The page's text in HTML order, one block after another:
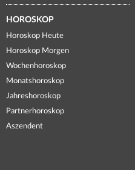
HOROSKOP
Horoskop Heute
Horoskop Morgen
Wochenhoroskop
Monatshoroskop
Jahreshoroskop
Partnerhoroskop
Aszendent